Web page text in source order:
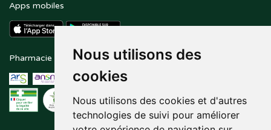
Nous utilisons des
cookies
Nous utilisons des cookies et d'autres
technologies de suivi pour améliorer
Apps mobiles
Pharmacie en ligne agréée Paiement sécurisé